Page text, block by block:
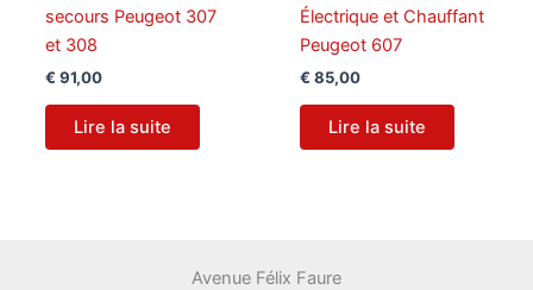
secours Peugeot 307
et 308
€ 91,00
Lire la suite
Électrique et Chauffant
Peugeot 607
€ 85,00
Lire la suite
Avenue Félix Faure